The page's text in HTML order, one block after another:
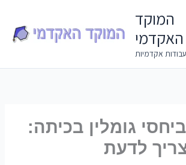
content
המוקד
האקדמי
אקדמיות
גומלין בכיתה:
לדעת